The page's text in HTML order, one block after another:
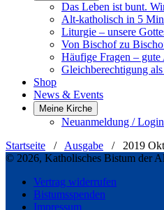
Das Leben ist bunt.
Alt-katholisch in 5
Liturgie – unsere
Von Bischof zu
Häufige Fragen –
Gleichberechtigung
Shop
News & Events
Meine Kirche
Neuanmeldung / Login
Startseite / Ausgabe / 2019
© 2026, Katholisches Bistum der
Vertrag widerrufen
Bistumsspenden
Impressum